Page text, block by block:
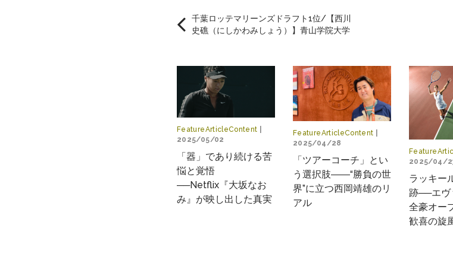
千葉ロッテマリーンズドラフト1位/【西川
史礁（にしかわみしょう）】青山学院大学
FeatureArticleContent
2025/05/02
「器」であり続ける苦
悩と覚悟
──Netflix『大坂なお
み』が映し出した真実
FeatureArticleContent
2025/04/28
「ツアーコーチ」とい
う選択肢――“勝負の世
界”に立つ西岡靖雄のリ
アル
2025/04/
ラッキー
跡──エヴ
全豪オー
歓喜の旋